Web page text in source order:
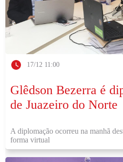
17/12 11:00
Glêdson Bezerra é
de Juazeiro do Norte
A diplomação ocorreu na manhã
forma virtual